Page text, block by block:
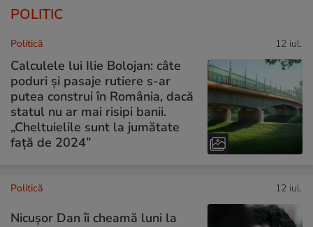
POLITIC
Politică 12 iul.
Calculele lui Ilie Bolojan: câte
poduri și pasaje rutiere s-ar
putea construi în România, dacă
statul nu ar mai risipi banii.
„Cheltuielile sunt la jumătate
faţă de 2024”
Politică 12 iul.
Nicușor Dan îi cheamă luni la